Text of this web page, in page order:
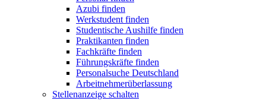
Azubi finden
Werkstudent finden
Studentische Aushilfe finden
Praktikanten finden
Fachkräfte finden
Führungskräfte finden
Personalsuche Deutschland
Arbeitnehmerüberlassung
Stellenanzeige schalten